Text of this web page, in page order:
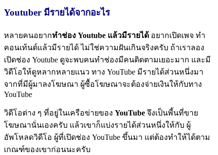
Youtuber มีรายได้จากอะไร
หลายคนอยากทำช่อง Youtube แล้วมีรายได้ อยากเปิดเพจ ทำ
คอนเท้นต์แล้วมีรายได้ ไม่ใช่ความฝันเกินจริงครับ ถ้าเราลอง
เปิดช่อง Youtube ดูจะพบคนทำช่องมีคนติดตามเยอะมาก และมี
วิดีโอให้ดูหลากหลายแนว ทาง YouTube มีรายได้ส่วนหนึ่งมา
จากที่มีผู้มาลงโฆษณา ผู้ซื้อโฆษณาจะต้องจ่ายเงินให้กับทาง
YouTube
วิดีโอต่าง ๆ ที่อยู่ในเครือข่ายของ YouTube จึงเป็นพี้นที่ขาย
โฆษณานั่นเองครับ แล้วเขาก็แบ่งรายได้ส่วนหนึ่งให้กับ ผู้
อัพโหลดวิดีโอ ผู้ที่เปิดช่อง YouTube ขึ้นมา แต่ต้องทำให้ได้ตาม
เกณฑ์ของเขาก่อนนะครับ